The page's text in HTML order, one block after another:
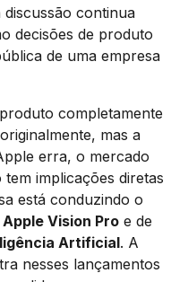
continua
decisões de produto
de uma empresa
completamente
mas a
erra, o mercado
implicações diretas
está conduzindo o
Apple Vision Pro e de
Artificial. A
nesses lançamentos